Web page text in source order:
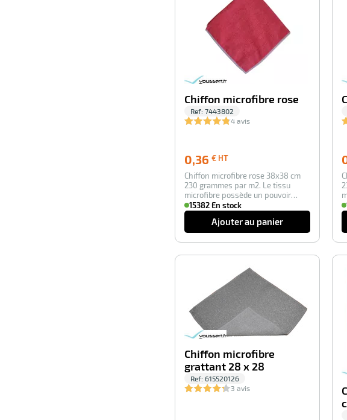
Chiffon microfibre rose
Ref: 7443802
4 avis
0,36 € HT
HT
Chiffon microfibre rose 38x38 cm
230 grammes par m2. Le tissu
microfibre possède un pouvoir
d’essuyage su…
15382 En stock
Ajouter au panier
Chiffon microfibre
grattant 28 x 28
Ref: 615520126
3 avis